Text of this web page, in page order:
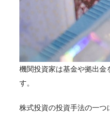
機関投資家は基金や拠出金
す。
株式投資の投資手法の一つ